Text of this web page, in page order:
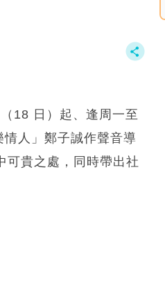
18 日）起、逢周一至
人」鄭子誠作聲音導
可貴之處，同時帶出社